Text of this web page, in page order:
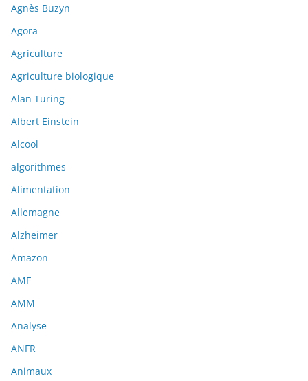
Agnès Buzyn
Agora
Agriculture
Agriculture biologique
Alan Turing
Albert Einstein
Alcool
algorithmes
Alimentation
Allemagne
Alzheimer
Amazon
AMF
AMM
Analyse
ANFR
Animaux